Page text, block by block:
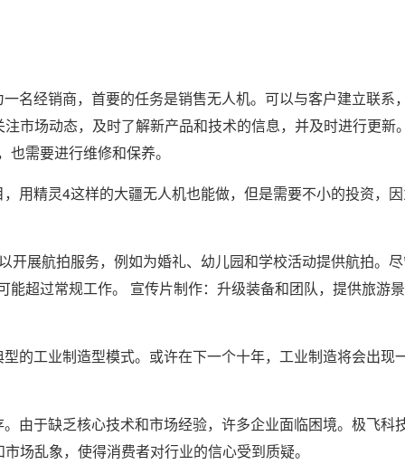
名经销商，首要的任务是销售无人机。可以与客户建立联系
市场动态，及时了解新产品和技术的信息，并及时进行更新
需要进行维修和保养。
用精灵4这样的大疆无人机也能做，但是需要不小的投资，
开展航拍服务，例如为婚礼、幼儿园和学校活动提供航拍。
超过常规工作。 宣传片制作：升级装备和团队，提供旅游
的工业制造型模式。或许在下一个十年，工业制造将会出现
由于缺乏核心技术和市场经验，许多企业面临困境。极飞科
场乱象，使得消费者对行业的信心受到质疑。